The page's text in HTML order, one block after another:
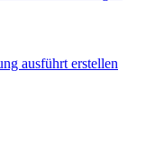
ausführt erstellen